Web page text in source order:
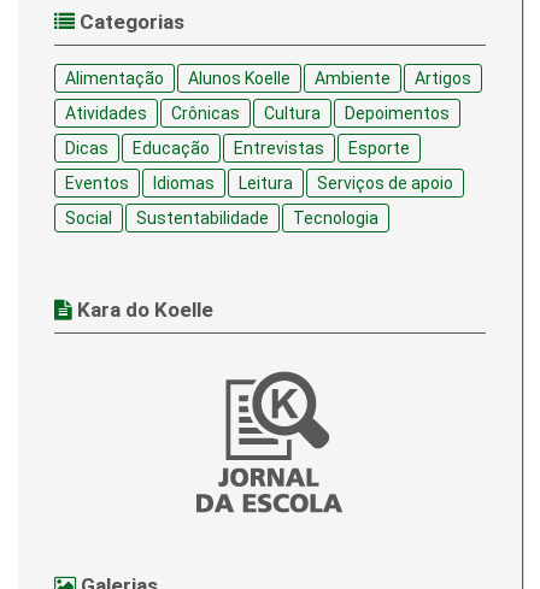
Categorias
Alimentação Alunos Koelle Ambiente
Artigos
Atividades
Crônicas Cultura
Depoimentos
Dicas
Educação Entrevistas
Esporte
Eventos
Idiomas Leitura
Serviços de apoio
Social
Sustentabilidade Tecnologia
Kara do Koelle